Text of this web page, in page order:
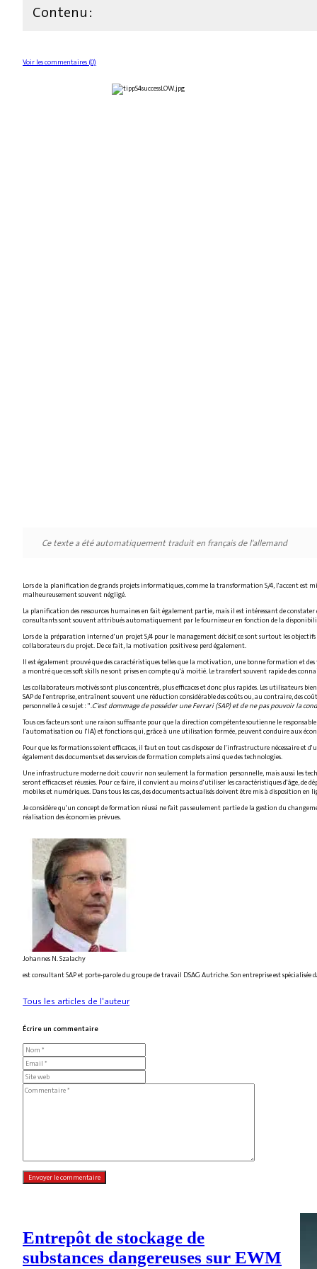
Contenu :
Voir les commentaires (0)
Ce texte a été automatiquement traduit en français de l'allemand
Lors de la planification de grands projets informatiques, comme la transformation S/4, l'accent est
malheureusement souvent négligé.
La planification des ressources humaines en fait également partie, mais il est intéressant de
consultants sont souvent attribués automatiquement par le fournisseur en fonction de la
Lors de la préparation interne d'un projet S/4 pour le management décisif, ce sont surtout les
collaborateurs du projet. De ce fait, la motivation positive se perd également.
Il est également prouvé que des caractéristiques telles que la motivation, une bonne formation et
a montré que ces soft skills ne sont prises en compte qu'à moitié. Le transfert souvent rapide des
Les collaborateurs motivés sont plus concentrés, plus efficaces et donc plus rapides. Les
SAP de l'entreprise, entraînent souvent une réduction considérable des coûts ou, au contraire, des
personnelle à ce sujet : ".C'est dommage de posséder une Ferrari (SAP) et de ne pas pouvoir la
Tous ces facteurs sont une raison suffisante pour que la direction compétente soutienne le
l'automatisation ou l'IA) et fonctions qui, grâce à une utilisation formée, peuvent conduire aux
Pour que les formations soient efficaces, il faut en tout cas disposer de l'infrastructure nécessaire et
également des documents et des services de formation complets ainsi que des technologies.
Une infrastructure moderne doit couvrir non seulement la formation personnelle, mais aussi les
seront efficaces et réussies. Pour ce faire, il convient au moins d'utiliser les caractéristiques d'âge,
mobiles et numériques. Dans tous les cas, des documents actualisés doivent être mis à disposition
Je considère qu'un concept de formation réussi ne fait pas seulement partie de la gestion du
réalisation des économies prévues.
Johannes N. Szalachy
est consultant SAP et porte-parole du groupe de travail DSAG Autriche. Son entreprise est spécialisée
Tous les articles de l'auteur
Écrire un commentaire
Entrepôt de stockage de
substances dangereuses sur EWM